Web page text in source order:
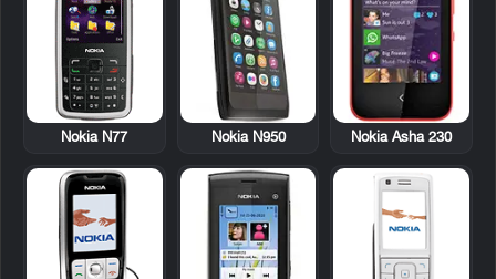
Nokia Asha 230
Nokia N950
Nokia N77